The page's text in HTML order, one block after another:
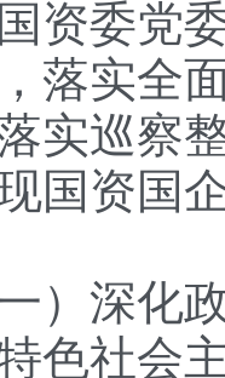
委党委
落实全
实巡察
国资国
深化政
色社会